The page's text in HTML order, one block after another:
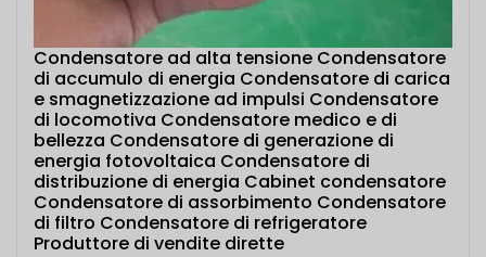
Condensatore ad alta tensione Condensatore
di accumulo di energia Condensatore di carica
e smagnetizzazione ad impulsi Condensatore
di locomotiva Condensatore medico e di
bellezza Condensatore di generazione di
energia fotovoltaica Condensatore di
distribuzione di energia Cabinet condensatore
Condensatore di assorbimento Condensatore
di filtro Condensatore di refrigeratore
Produttore di vendite dirette